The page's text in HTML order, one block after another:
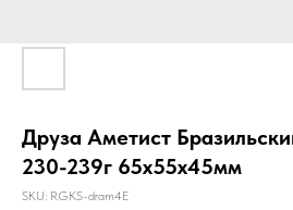
Друза Аметист
230-239г 65х55х45мм
SKU: RGKS-dram4E